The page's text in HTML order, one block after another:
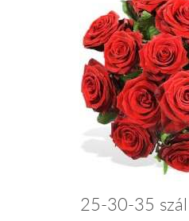
25-30-35 szál